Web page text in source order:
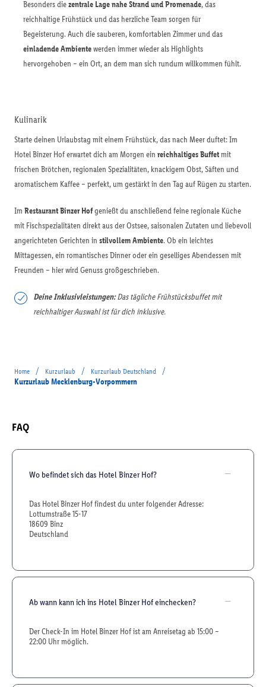
Besonders diezentrale Lage nahe Strand und Promenade, das
reichhaltige Frühstück und das herzliche Team sorgen für
Begeisterung. Auch die sauberen, komfortablen Zimmer und das
einladende Ambientewerden immer wieder als Highlights
hervorgehoben – ein Ort, an dem man sich rundum willkommen fühlt.
Kulinarik
Starte deinen Urlaubstag mit einem Frühstück, das nach Meer duftet: Im
Hotel Binzer Hof erwartet dich am Morgen ein reichhaltiges Buffetmit
frischen Brötchen, regionalen Spezialitäten, knackigem Obst, Säften und
aromatischem Kaffee – perfekt, um gestärkt in den Tag auf Rügen zu starten.
Im Restaurant Binzer Hofgenießt du anschließend feine regionale Küche
mit Fischspezialitäten direkt aus der Ostsee, saisonalen Zutaten und liebevoll
angerichteten Gerichten in stilvollem Ambiente. Ob ein leichtes
Mittagessen, ein romantisches Dinner oder ein geselliges Abendessen mit
Freunden – hier wird Genuss großgeschrieben.
Deine Inklusivleistungen:Das tägliche Frühstücksbuffet mit
reichhaltiger Auswahl ist für dich inklusive.
Home / Kurzurlaub / Kurzurlaub Deutschland
/
Kurzurlaub Mecklenburg-Vorpommern
FAQ
Wo befindet sich das Hotel Binzer Hof?
Das Hotel Binzer Hof findest du unter folgender Adresse:
Lottumstraße 15-17
18609 Binz
Deutschland
Ab wann kann ich ins Hotel Binzer Hof einchecken?
Der Check-In im Hotel Binzer Hof ist am Anreisetag ab 15:00 –
22:00 Uhr möglich.